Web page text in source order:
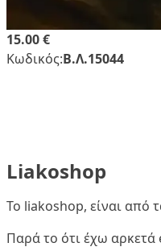
15.00 €
Κωδικός:Β.Λ.15044
Liakoshop
Το liakoshop, είναι από
Παρά το ότι έχω